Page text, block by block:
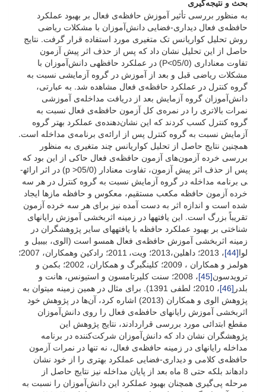
بحث و نتیجه‌گیری
به منظور بررسی تأثیر آموزش حافظه‌ی فعال بر بهبود عملکرد
حافظه‌ی فعال دیداری-فضایی دانش‌آموزان با مشکلات ریاضی
روش تحلیل کواریانس تک متغیری مورد استفاده قرار گرفت. نتایج
حاصل از این تحلیل نشان داد که پس از حذف اثر پیش آزمون
تفاوت معناداری (05/0>P) در عملکرد حافظه­ی دانش‌آموزان با
مشکلات ریاضی قبل و بعد از آموزش در گروه آزمایشی نسبت به
گروه کنترل در عملکرد حافظه‌ی فعال مشاهده شد. به عبارتی،
دانش‌آموزان گروه آزمایش بعد از دریافت مداخله‌ی آموزشی
نمرات بالاتری را در نمره‌ی کل آزمون حافظه‌ی فعال نسبت به
گروه کنترل کسب کردند که این نشان‌دهنده‌ی عملکرد بهتر گروه
آزمایش نسبت به گروه کنترل پس از ارائه‌ی برنامه‌ی مداخله است.
همچنین نتایج حاصل از تحلیل کواریانس چند متغیری به منظور
بررسی خرده آزمون‌های آزمون حافظه‌ی فعال حاکی از این بود که
پس از حذف اثر پیش آزمون، تفاوت معنادار (05/0< p) در اثر ارائه­
ی برنامه مداخله در گروه آزمایش نسبت به گروه کنترل در هر سه
خرده آزمون حافظه مکعب مستقیم، معکوس و حافظه ماز­ها ایجاد
شده است و اندازه اثر به دست آمده نیز برای هر سه خرده آزمون
تقریباً بزرگ است. این یافته­ها در زمینه اثربخشی آموزش رایانه­ای
شناختی بر بهبود عملکرد حافظه با یافته­های سایر پژوهشگران در
زمینه اثربخشی آموزش حافظه‌ی فعال همسو است (الوی، بیبیل و
لوا[44]
، 2013؛ داهلین،2013؛ ویت، 2011؛ رادکین وهمکاران، 2007؛
هولمز و همکاران ، 2009؛ کلینگبرگ و همکاران، 2002؛ بکمن و
ترویدسون[45]
، 2008؛ سنت کلیرتامسون و استیونس، هانت و
بلدر [46]
، 2010؛ لطفی 1391). برای مثال در همین زمینه می­توان به
پژوهش الوی و همکاران (2013) اشاره کرد، آن‌ها در پژوهش خود
اثربخشی آموزش رایانه­ای حافظه‌ی فعال را روی دانش‌آموزان
مقطع ابتدائی مورد بررسی قراردادند، نتایج پژوهش این
پژوهشگران نشان داد که دانش‌آموزان شرکت‌کننده در برنامه
مداخله رایانه­ای در زمینه حافظه‌ی فعال، نه تنها در نمرات آزمون
حافظه‌ی کلامی و دیداری-فضایی عملکرد بهتری را از خود نشان
داده­اند بلکه حتی 8 ماه بعد از پایان مداخله نیز نتایج حاصل از
مرحله پی‌گیری همچنان بهبود عملکرد این دانش‌آموزان را نسبت به